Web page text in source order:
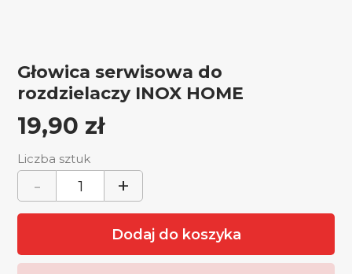
Głowica serwisowa do
rozdzielaczy INOX HOME
19,90 zł
Liczba sztuk
- +
Dodaj do koszyka